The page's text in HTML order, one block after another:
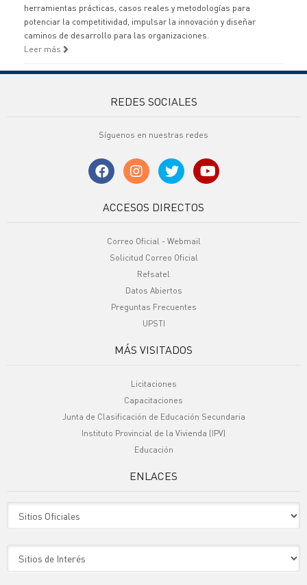
herramientas prácticas, casos reales y metodologías para
potenciar la competitividad, impulsar la innovación y diseñar
caminos de desarrollo para las organizaciones.
Leer más
REDES SOCIALES
Síguenos en nuestras redes
ACCESOS DIRECTOS
Correo Oficial - Webmail
Solicitud Correo Oficial
Refsatel
Datos Abiertos
Preguntas Frecuentes
UPSTI
MÁS VISITADOS
Licitaciones
Capacitaciones
Junta de Clasificación de Educación Secundaria
Instituto Provincial de la Vivienda (IPV)
Educación
ENLACES